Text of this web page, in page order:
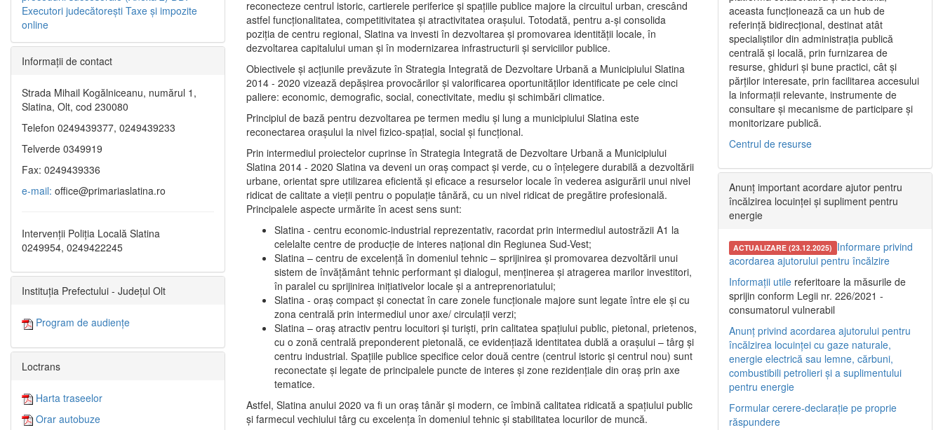
reconecteze centrul istoric, cartierele periferice şi spaţiile publice majore la circuitul urban, crescând
astfel funcţionalitatea, competitivitatea şi atractivitatea oraşului. Totodată, pentru a-şi consolida
poziţia de centru regional, Slatina va investi în dezvoltarea şi promovarea identităţii locale, în
dezvoltarea capitalului uman şi în modernizarea infrastructurii şi serviciilor publice.
Obiectivele şi acţiunile prevăzute în Strategia Integrată de Dezvoltare Urbană a Municipiului Slatina
2014 - 2020 vizează depășirea provocărilor şi valorificarea oportunităţilor identificate pe cele cinci
paliere: economic, demografic, social, conectivitate, mediu şi schimbări climatice.
Principiul de bază pentru dezvoltarea pe termen mediu şi lung a municipiului Slatina este
reconectarea oraşului la nivel fizico-spaţial, social şi funcţional.
Prin intermediul proiectelor cuprinse în Strategia Integrată de Dezvoltare Urbană a Municipiului
Slatina 2014 - 2020 Slatina va deveni un oraş compact şi verde, cu o înţelegere durabilă a dezvoltării
urbane, orientat spre utilizarea eficientă şi eficace a resurselor locale în vederea asigurării unui nivel
ridicat de calitate a vieţii pentru o populaţie tânără, cu un nivel ridicat de pregătire profesională.
Principalele aspecte urmărite în acest sens sunt:
Slatina - centru economic-industrial reprezentativ, racordat prin intermediul autostrăzii A1 la
celelalte centre de producţie de interes naţional din Regiunea Sud-Vest;
Slatina – centru de excelenţă în domeniul tehnic – sprijinirea şi promovarea dezvoltării unui
sistem de învăţământ tehnic performant şi dialogul, menţinerea şi atragerea marilor investitori,
în paralel cu sprijinirea iniţiativelor locale şi a antreprenoriatului;
Slatina - oraş compact şi conectat în care zonele funcţionale majore sunt legate între ele şi cu
zona centrală prin intermediul unor axe/ circulații verzi;
Slatina – oraş atractiv pentru locuitori şi turişti, prin calitatea spaţiului public, pietonal, prietenos,
cu o zonă centrală preponderent pietonală, ce evidenţiază identitatea dublă a oraşului – târg şi
centru industrial. Spaţiile publice specifice celor două centre (centrul istoric şi centrul nou) sunt
reconectate şi legate de principalele puncte de interes şi zone rezidenţiale din oraş prin axe
tematice.
Astfel, Slatina anului 2020 va fi un oraş tânăr şi modern, ce îmbină calitatea ridicată a spaţiului public
şi farmecul vechiului târg cu excelenţa în domeniul tehnic şi stabilitatea locurilor de muncă.
Executori judecătorești Taxe şi impozite
online
Informaţii de contact
Strada Mihail Kogălniceanu, numărul 1,
Slatina, Olt, cod 230080
Telefon 0249439377, 0249439233
Telverde 0349919
Fax: 0249439336
e-mail: office@primariaslatina.ro
Intervenții Poliția Locală Slatina
0249954, 0249422245
Instituția Prefectului - Județul Olt
Program de audiențe
Loctrans
Harta traseelor
Orar autobuze
aceasta funcționează ca un hub de
referință bidirecțional, destinat atât
specialiștilor din administrația publică
centrală și locală, prin furnizarea de
resurse, ghiduri și bune practici, cât și
părților interesate, prin facilitarea accesului
la informații relevante, instrumente de
consultare și mecanisme de participare și
monitorizare publică.
Centrul de resurse
Anunț important acordare ajutor pentru
încălzirea locuinței și supliment pentru
energie
ACTUALIZARE (23.12.2025) Informare privind
acordarea ajutorului pentru încălzire
Informații utile referitoare la măsurile de
sprijin conform Legii nr. 226/2021 -
consumatorul vulnerabil
Anunț privind acordarea ajutorului pentru
încălzirea locuinței cu gaze naturale,
energie electrică sau lemne, cărbuni,
combustibili petrolieri și a suplimentului
pentru energie
Formular cerere-declarație pe proprie
răspundere